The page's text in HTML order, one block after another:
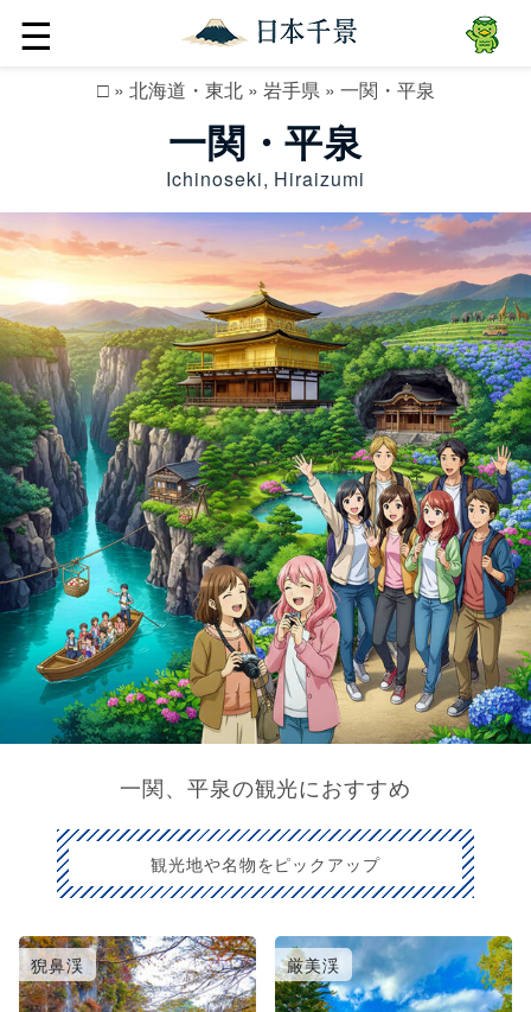
☰
□» 北海道・東北» 岩手県» 一関・平泉
一関・平泉
Ichinoseki, Hiraizumi
一関、平泉の観光におすすめ
観光地や名物をピックアップ
猊鼻渓 厳美渓